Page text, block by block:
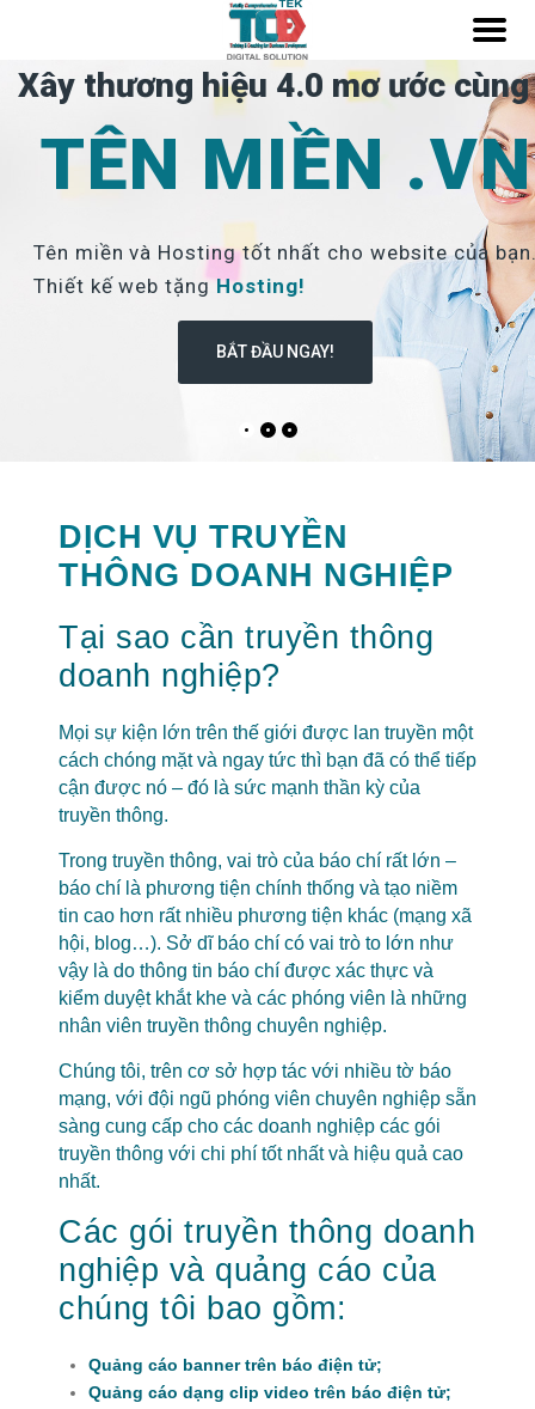
Xây thương hiệu 4.0 mơ ước cùng
TÊN MIỀN .VN
Tên miền và Hosting tốt nhất cho website của
Thiết kế web tặngHosting!
BẮT ĐẦU NGAY!
DỊCH VỤ TRUYỀN
THÔNG DOANH NGHIỆP
Tại sao cần truyền thông
doanh nghiệp?
Mọi sự kiện lớn trên thế giới được lan truyền một
cách chóng mặt và ngay tức thì bạn đã có thể tiếp
cận được nó – đó là sức mạnh thần kỳ của
truyền thông.
Trong truyền thông, vai trò của báo chí rất lớn –
báo chí là phương tiện chính thống và tạo niềm
tin cao hơn rất nhiều phương tiện khác (mạng xã
hội, blog…). Sở dĩ báo chí có vai trò to lớn như
vậy là do thông tin báo chí được xác thực và
kiểm duyệt khắt khe và các phóng viên là những
nhân viên truyền thông chuyên nghiệp.
Chúng tôi, trên cơ sở hợp tác với nhiều tờ báo
mạng, với đội ngũ phóng viên chuyên nghiệp sẵn
sàng cung cấp cho các doanh nghiệp các gói
truyền thông với chi phí tốt nhất và hiệu quả cao
nhất.
Các gói truyền thông doanh
nghiệp và quảng cáo của
chúng tôi bao gồm:
Quảng cáo banner trên báo điện tử;
Quảng cáo dạng clip video trên báo điện tử;